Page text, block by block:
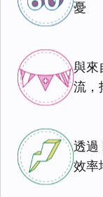
憂
與來
流，
透過
效率